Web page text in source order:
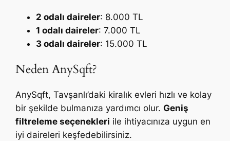
2 odalı daireler: 8.000 TL
1 odalı daireler: 7.000 TL
3 odalı daireler: 15.000 TL
Neden AnySqft?
AnySqft, Tavşanlı’daki kiralık evleri hızlı ve kolay
bir şekilde bulmanıza yardımcı olur.Geniş
filtreleme seçenekleri ile ihtiyacınıza uygun en
iyi daireleri keşfedebilirsiniz.